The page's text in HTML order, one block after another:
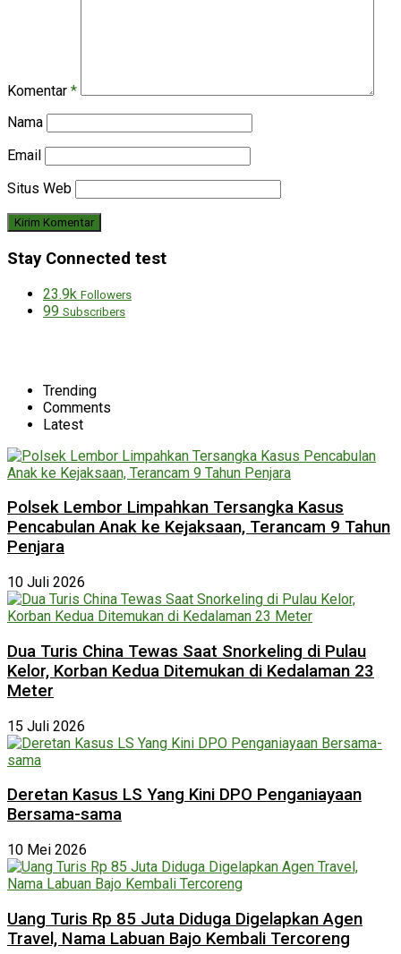
Komentar *
Nama
Email
Situs Web
Stay Connected test
23.9k Followers
99 Subscribers
Trending
Comments
Latest
Polsek Lembor Limpahkan Tersangka Kasus
Pencabulan Anak ke Kejaksaan, Terancam 9 Tahun
Penjara
10 Juli 2026
Dua Turis China Tewas Saat Snorkeling di Pulau
Kelor, Korban Kedua Ditemukan di Kedalaman 23
Meter
15 Juli 2026
Deretan Kasus LS Yang Kini DPO Penganiayaan
Bersama-sama
10 Mei 2026
Uang Turis Rp 85 Juta Diduga Digelapkan Agen
Travel, Nama Labuan Bajo Kembali Tercoreng